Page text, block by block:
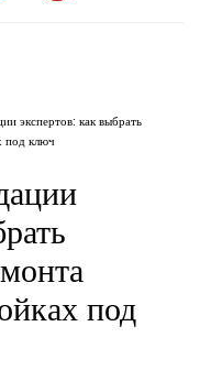
экспертов: как выбрать
под ключ
под